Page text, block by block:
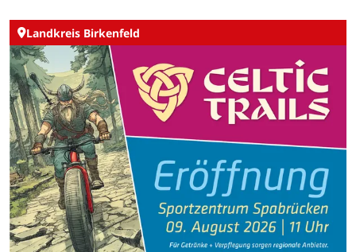
Landkreis Birkenfeld